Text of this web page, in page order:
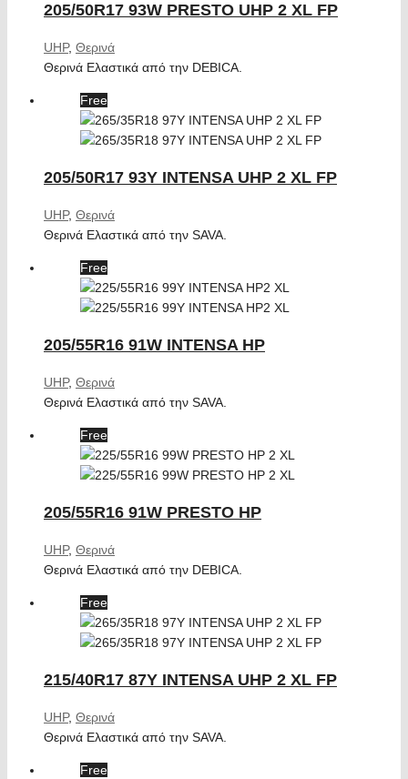
205/50R17 93W PRESTO UHP 2 XL FP
UHP, Θερινά
Θερινά Ελαστικά από την DEBICA.
Free
205/50R17 93Y INTENSA UHP 2 XL FP
UHP, Θερινά
Θερινά Ελαστικά από την SAVA.
Free
205/55R16 91W INTENSA HP
UHP, Θερινά
Θερινά Ελαστικά από την SAVA.
Free
205/55R16 91W PRESTO HP
UHP, Θερινά
Θερινά Ελαστικά από την DEBICA.
Free
215/40R17 87Y INTENSA UHP 2 XL FP
UHP, Θερινά
Θερινά Ελαστικά από την SAVA.
Free